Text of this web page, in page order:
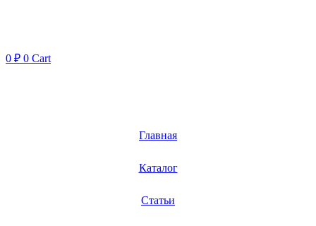
0 ₽ 0 Cart
Главная
Каталог
Статьи